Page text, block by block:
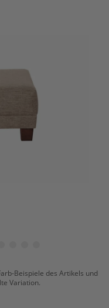
Beispiele des Artikels und
Variation.